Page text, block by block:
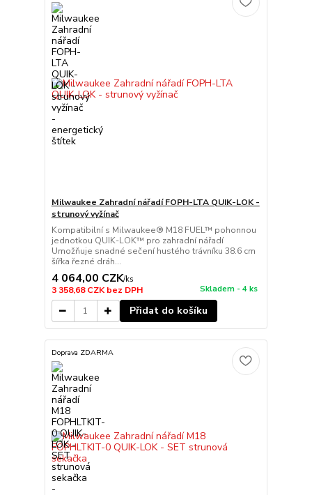
Milwaukee Zahradní nářadí FOPH-LTA QUIK-LOK -
strunový vyžínač
Kompatibilní s Milwaukee® M18 FUEL™ pohonnou
jednotkou QUIK-LOK™ pro zahradní nářadí
Umožňuje snadné sečení hustého trávníku 38.6 cm
šířka řezné dráh...
4 064,00 CZK/ks
3 358,68 CZKbez DPH Skladem - 4 ks
Přidat do košíku
Doprava ZDARMA